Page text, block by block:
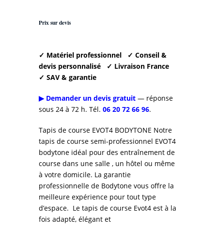
Prix sur devis
✓ Matériel professionnel
✓ Conseil &
devis personnalisé
✓ Livraison France
✓ SAV & garantie
▶ Demander un devis gratuit — réponse
sous 24 à 72 h. Tél. 06 20 72 66 96.
Tapis de course EVOT4 BODYTONE Notre
tapis de course semi-professionnel EVOT4
bodytone idéal pour des entraînement de
course dans une salle , un hôtel ou même
à votre domicile. La garantie
professionnelle de Bodytone vous offre la
meilleure expérience pour tout type
d’espace. Le tapis de course Evot4 est à la
fois adapté, élégant et